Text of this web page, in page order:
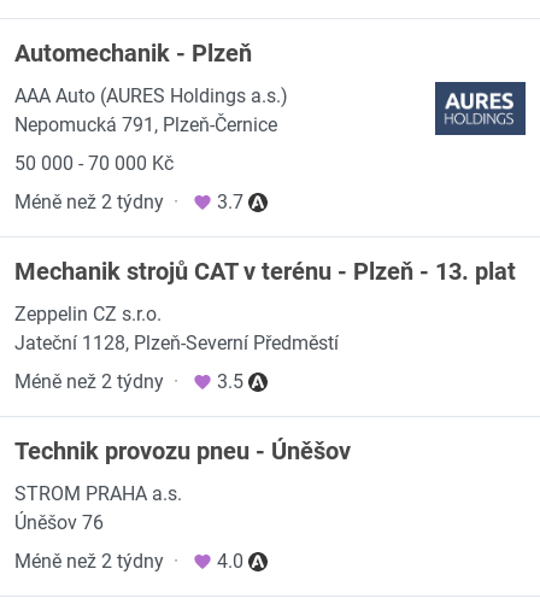
Automechanik - Plzeň
AAA Auto (AURES Holdings a.s.)
Nepomucká 791, Plzeň-Černice
50 000 - 70 000 Kč
Méně než 2 týdny · 3.7
Mechanik strojů CAT v terénu - Plzeň - 13. plat
Zeppelin CZ s.r.o.
Jateční 1128, Plzeň-Severní Předměstí
Méně než 2 týdny · 3.5
Technik provozu pneu - Úněšov
STROM PRAHA a.s.
Úněšov 76
Méně než 2 týdny · 4.0